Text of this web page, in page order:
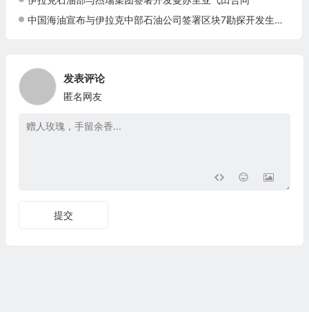
中国海油宣布与伊拉克中部石油公司签署区块7勘探开发生产合同
发表评论
匿名网友
提交